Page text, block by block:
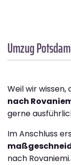
Umzug Potsdam
Weil wir wissen,
nach
gerne
Im Anschluss
nach Rovaniemi.